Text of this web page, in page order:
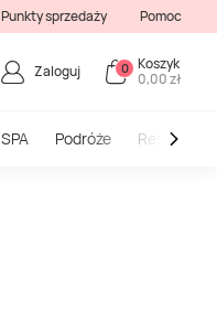
Punkty sprzedaży Pomoc
Zaloguj 0 Koszyk
0,00 zł
SPA Podróże